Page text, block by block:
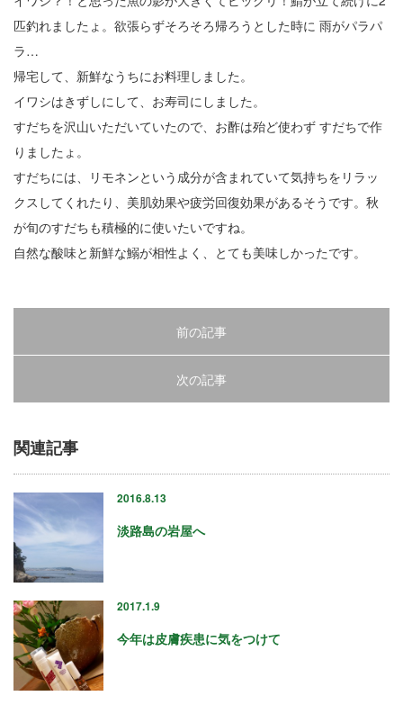
匹釣れましたょ。欲張らずそろそろ帰ろうとした時に 雨がパラパ
ラ…
帰宅して、新鮮なうちにお料理しました。
イワシはきずしにして、お寿司にしました。
すだちを沢山いただいていたので、お酢は殆ど使わず すだちで作
りましたょ。
すだちには、リモネンという成分が含まれていて気持ちをリラッ
クスしてくれたり、美肌効果や疲労回復効果があるそうです。秋
が旬のすだちも積極的に使いたいですね。
自然な酸味と新鮮な鰯が相性よく、とても美味しかったです。
前の記事
次の記事
関連記事
2016.8.13
淡路島の岩屋へ
2017.1.9
今年は皮膚疾患に気をつけて
« 7月
28
29
30
2026年2月
2025年8月
2025年5月
2025年3月
2025年1月
2024年10月
2024年9月
2024年8月
2024年6月